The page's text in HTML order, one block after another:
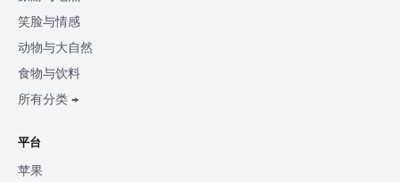
笑脸与情感
动物与大自然
食物与饮料
所有分类 →
平台
苹果